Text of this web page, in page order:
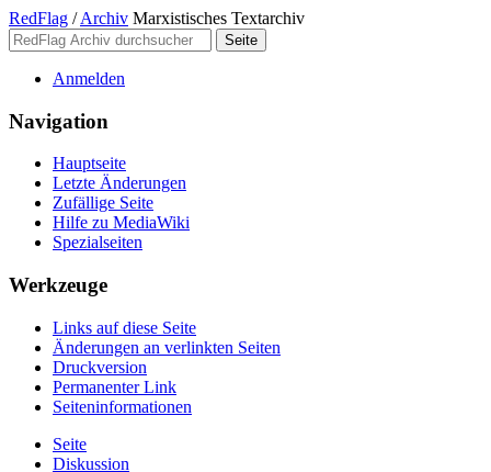
RedFlag / Archiv Marxistisches Textarchiv
Anmelden
Navigation
Hauptseite
Letzte Änderungen
Zufällige Seite
Hilfe zu MediaWiki
Spezialseiten
Werkzeuge
Links auf diese Seite
Änderungen an verlinkten Seiten
Druckversion
Permanenter Link
Seiten­­informationen
Seite
Diskussion